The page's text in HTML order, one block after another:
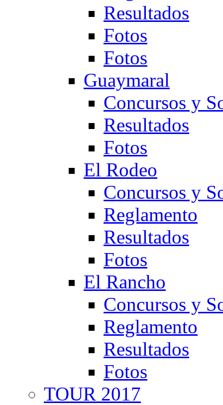
Resultados
Fotos
Fotos
Guaymaral
Concursos y
Resultados
Fotos
El Rodeo
Concursos y
Reglamento
Resultados
Fotos
El Rancho
Concursos y
Reglamento
Resultados
Fotos
TOUR 2017